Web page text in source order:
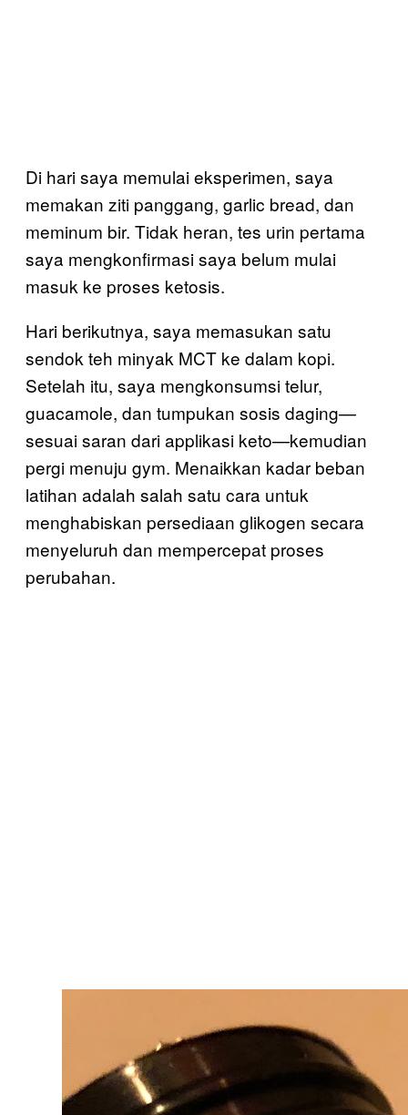
Di hari saya memulai eksperimen, saya
memakan ziti panggang, garlic bread, dan
meminum bir. Tidak heran, tes urin pertama
saya mengkonfirmasi saya belum mulai
masuk ke proses ketosis.
Hari berikutnya, saya memasukan satu
sendok teh minyak MCT ke dalam kopi.
Setelah itu, saya mengkonsumsi telur,
guacamole, dan tumpukan sosis daging—
sesuai saran dari applikasi keto—kemudian
pergi menuju gym. Menaikkan kadar beban
latihan adalah salah satu cara untuk
menghabiskan persediaan glikogen secara
menyeluruh dan mempercepat proses
perubahan.